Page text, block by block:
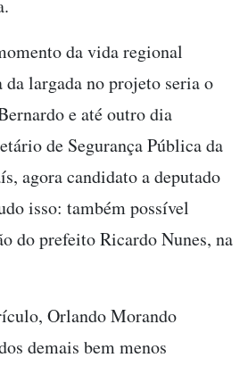
da vida regional
largada no projeto seria o
e até outro dia
de Segurança Pública da
agora candidato a deputado
isso: também possível
do prefeito Ricardo Nunes, na
Orlando Morando
demais bem menos